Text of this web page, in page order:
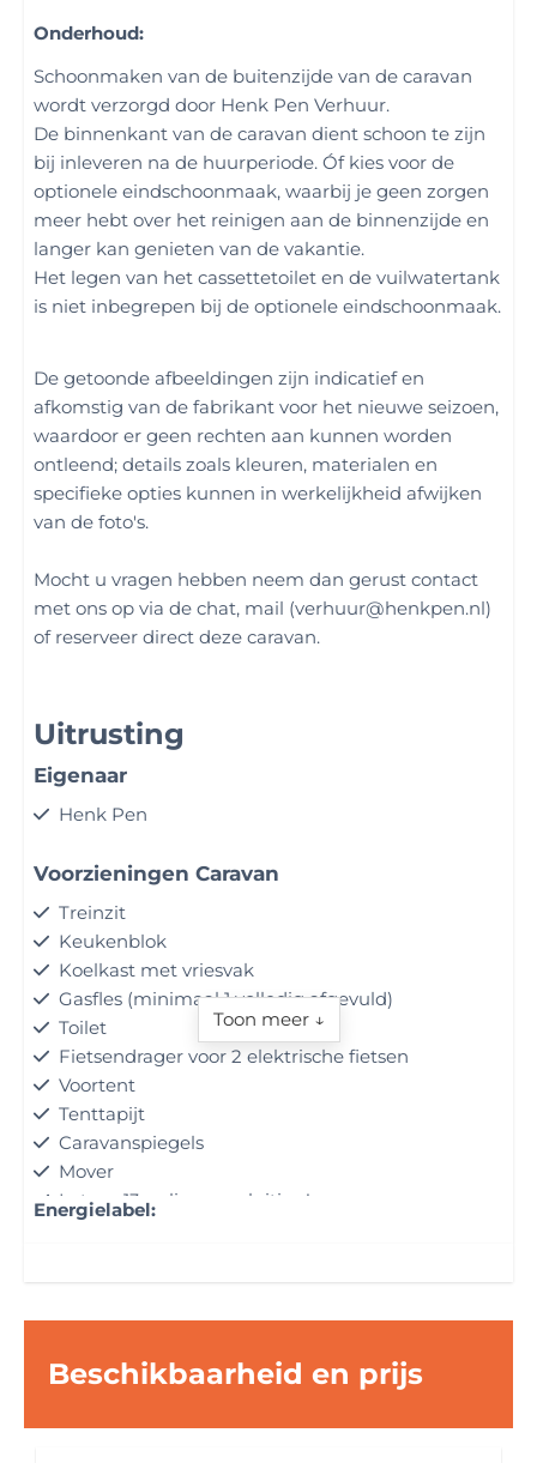
Onderhoud:
Schoonmaken van de buitenzijde van de caravan
wordt verzorgd door Henk Pen Verhuur.
De binnenkant van de caravan dient schoon te zijn
bij inleveren na de huurperiode. Óf kies voor de
optionele eindschoonmaak, waarbij je geen zorgen
meer hebt over het reinigen aan de binnenzijde en
langer kan genieten van de vakantie.
Het legen van het cassettetoilet en de vuilwatertank
is niet inbegrepen bij de optionele eindschoonmaak.
De getoonde afbeeldingen zijn indicatief en
afkomstig van de fabrikant voor het nieuwe seizoen,
waardoor er geen rechten aan kunnen worden
ontleend; details zoals kleuren, materialen en
specifieke opties kunnen in werkelijkheid afwijken
van de foto's.
Mocht u vragen hebben neem dan gerust contact
met ons op via de chat, mail (verhuur@henkpen.nl)
of reserveer direct deze caravan.
Uitrusting
Eigenaar
Henk Pen
Voorzieningen Caravan
Treinzit
Keukenblok
Koelkast met vriesvak
Gasfles (minimaal 1 volledig afgevuld)
Toilet
Fietsendrager voor 2 elektrische fietsen
Voortent
Tenttapijt
Caravanspiegels
Mover
Let op: 13-polige aansluiting!
Lengte in meters: 7,2 m
Hoogte in meters: 2,6 m
Toon meer ↓
Energielabel:
Beschikbaarheid en prijs